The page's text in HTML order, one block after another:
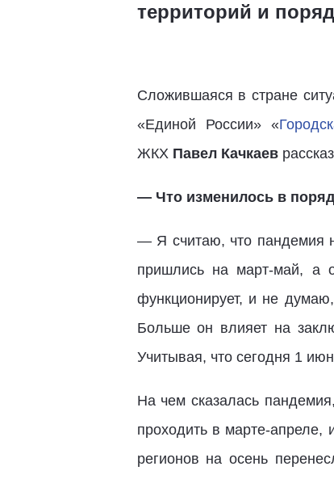
территорий и
Сложившаяся в стране
«Единой России» «
ЖКХ Павел Качкаев
— Что изменилось в
— Я считаю, что пандемия
пришлись на март-май, а
функционирует, и не
Больше он влияет на
Учитывая, что сегодня 1
На чем сказалась
проходить в марте-
регионов на осень